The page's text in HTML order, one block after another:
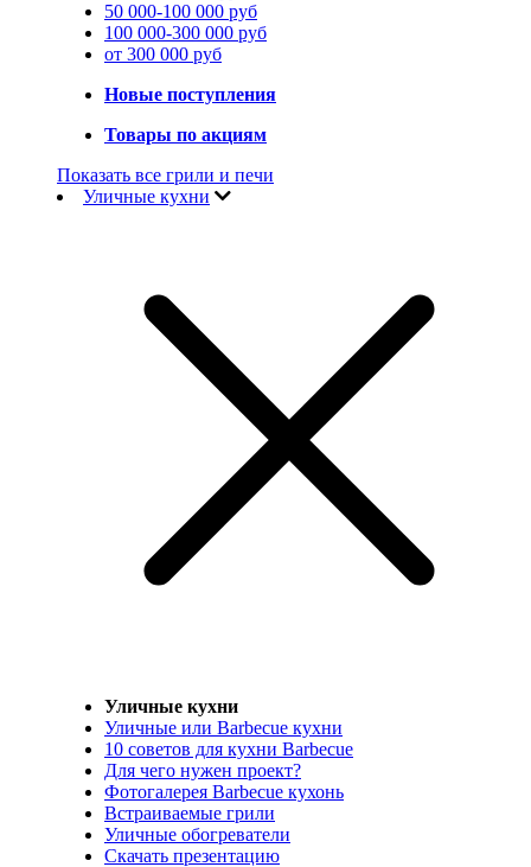
50 000-100 000 руб
100 000-300 000 руб
от 300 000 руб
Новые поступления
Товары по акциям
Показать все грили и печи
Уличные кухни
Уличные кухни
Уличные или Barbecue кухни
10 советов для кухни Barbecue
Для чего нужен проект?
Фотогалерея Barbecue кухонь
Встраиваемые грили
Уличные обогреватели
Скачать презентацию